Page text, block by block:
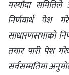
मस्यौदा
निर्णयार्थ पेश
साधारणसभाको
तयार पारी पेश
सर्वसम्मतिमा